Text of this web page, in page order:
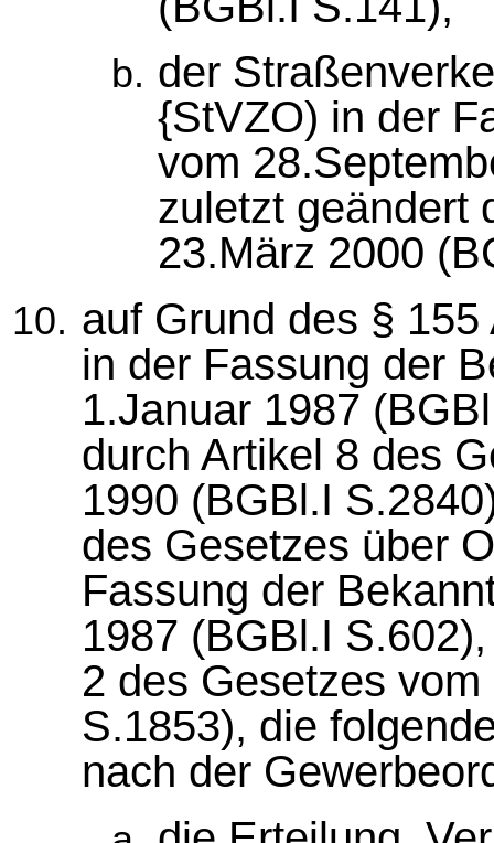
der
{StVZO) in der
vom
zuletzt geändert
23.März 2000
auf Grund des §
in der Fassung der
1.Januar 1987
durch Artikel 8 des
1990 (BGBl.I
des Gesetzes über
Fassung der
1987 (BGBl.I
2 des Gesetzes
S.1853), die
nach der